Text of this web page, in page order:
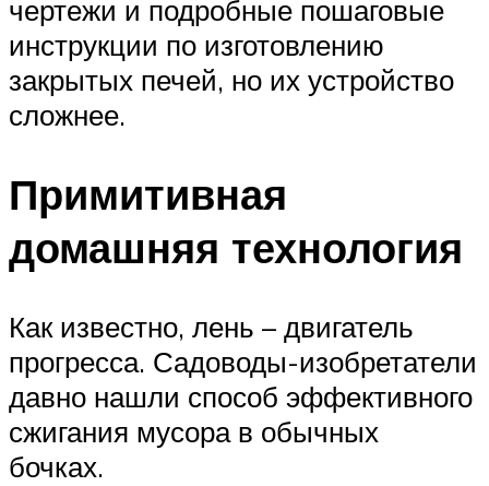
чертежи и подробные пошаговые
инструкции по изготовлению
закрытых печей, но их устройство
сложнее.
Примитивная
домашняя технология
Как известно, лень – двигатель
прогресса. Садоводы-изобретатели
давно нашли способ эффективного
сжигания мусора в обычных
бочках.